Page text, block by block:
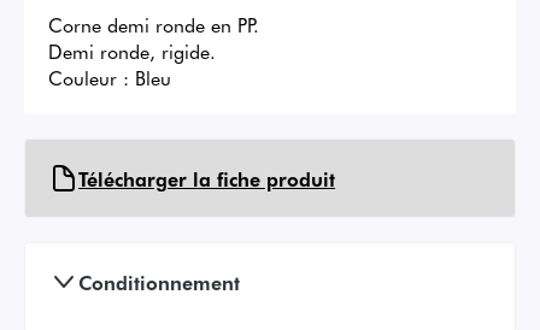
Corne demi ronde en PP.
Demi ronde, rigide.
Couleur : Bleu
Télécharger la fiche produit
Conditionnement